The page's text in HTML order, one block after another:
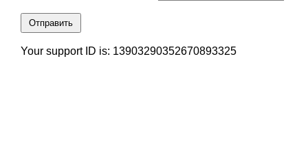
Отправить
Your support ID is: 13903290352670893325